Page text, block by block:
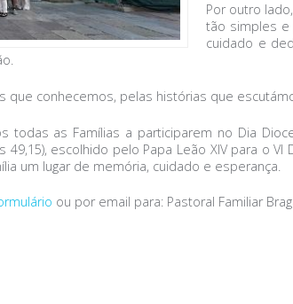
Por outro
tão simples
cuidado e
que conhecemos, pelas histórias que
todas as Famílias a participarem no Dia
49,15), escolhido pelo Papa Leão XIV para o
um lugar de memória, cuidado e esperança.
ou por email para: Pastoral Familiar